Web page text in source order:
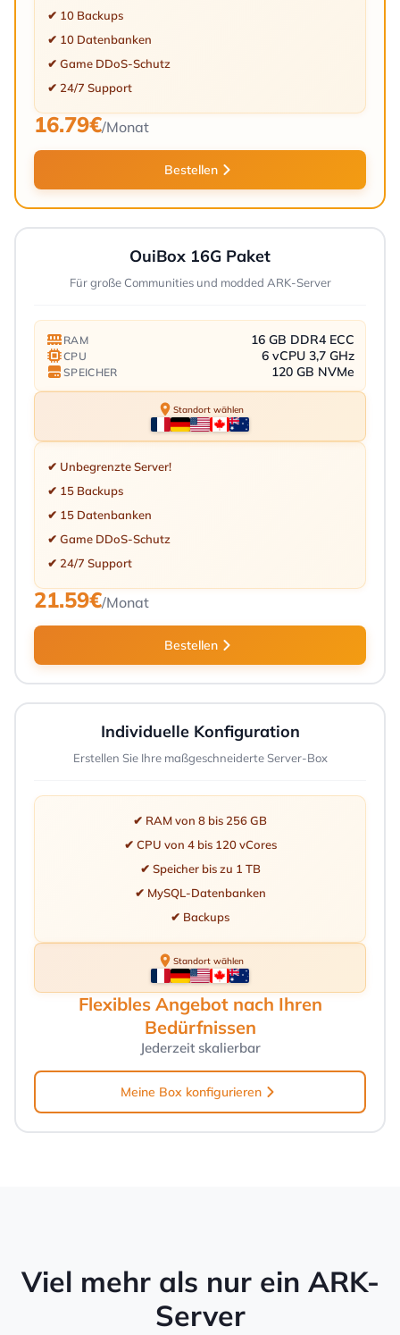
✔ 10 Backups
✔ 10 Datenbanken
✔ Game DDoS-Schutz
✔ 24/7 Support
16.79€/Monat
Bestellen
OuiBox 16G Paket
Für große Communities und modded ARK-Server
RAM 16 GB DDR4 ECC
CPU 6 vCPU 3,7 GHz
SPEICHER 120 GB NVMe
Standort wählen
✔ Unbegrenzte Server!
✔ 15 Backups
✔ 15 Datenbanken
✔ Game DDoS-Schutz
✔ 24/7 Support
21.59€/Monat
Bestellen
Individuelle Konfiguration
Erstellen Sie Ihre maßgeschneiderte Server-Box
✔ RAM von 8 bis 256 GB
✔ CPU von 4 bis 120 vCores
✔ Speicher bis zu 1 TB
✔ MySQL-Datenbanken
✔ Backups
Standort wählen
Flexibles Angebot nach Ihren
Bedürfnissen
Jederzeit skalierbar
Meine Box konfigurieren
Viel mehr als nur ein ARK-
Server